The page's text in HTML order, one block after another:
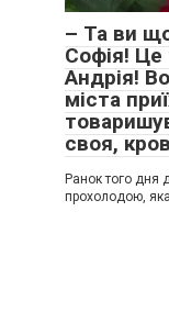
– Та ви
Софія! Це
Андрія!
міста
своя,
Ранок того
прохолодою,